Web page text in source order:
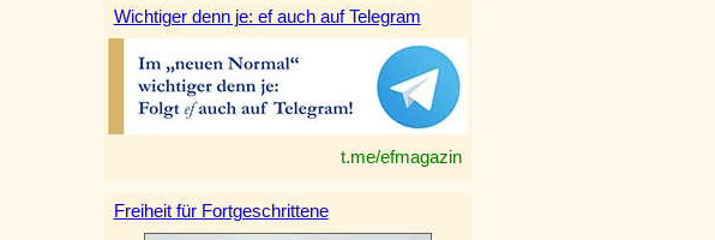
Wichtiger denn je: ef auch auf Telegram
t.me/efmagazin
Freiheit für Fortgeschrittene